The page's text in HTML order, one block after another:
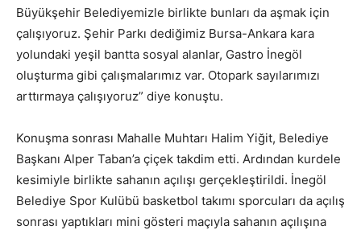
Büyükşehir Belediyemizle birlikte bunları da aşmak için
çalışıyoruz. Şehir Parkı dediğimiz Bursa-Ankara kara
yolundaki yeşil bantta sosyal alanlar, Gastro İnegöl
oluşturma gibi çalışmalarımız var. Otopark sayılarımızı
arttırmaya çalışıyoruz” diye konuştu.
Konuşma sonrası Mahalle Muhtarı Halim Yiğit, Belediye
Başkanı Alper Taban’a çiçek takdim etti. Ardından kurdele
kesimiyle birlikte sahanın açılışı gerçekleştirildi. İnegöl
Belediye Spor Kulübü basketbol takımı sporcuları da açılış
sonrası yaptıkları mini gösteri maçıyla sahanın açılışına